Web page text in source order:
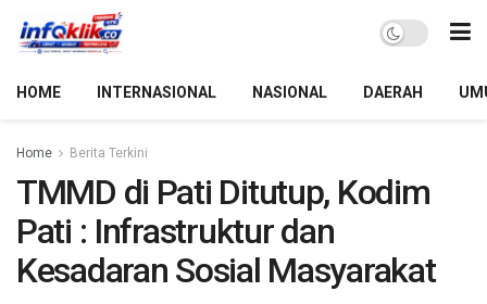
HOME INTERNASIONAL NASIONAL DAERAH
Home Berita Terkini
TMMD di Pati Ditutup, Kodim
Pati : Infrastruktur dan
Kesadaran Sosial Masyarakat